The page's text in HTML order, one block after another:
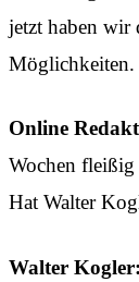
jetzt haben wir
Möglichkeiten.
Online
Wochen
Hat Walter
Walter Kogler: